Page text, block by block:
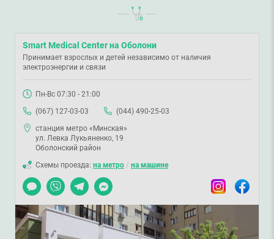
Smart Medical Center на Оболони
Принимает взрослых и детей независимо от наличия
электроэнергии и связи
Пн-Вс 07:30 - 21:00
(067) 127-03-03
(044) 490-25-03
станция метро «Минская»
ул. Левка Лукьяненко, 19
Оболонский район
Схемы проезда: на метро / на машине
Чат
Viber TelegramMessenger InstagramFacebook